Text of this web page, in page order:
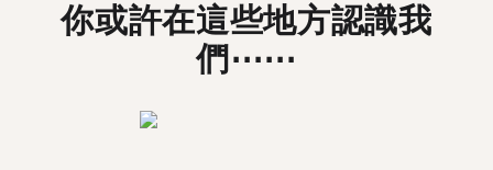
你或許在這些地方認識我
們⋯⋯